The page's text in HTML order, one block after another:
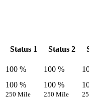
Status 1 Status 2
100 % 100 %
100 %
250 Míle
100 %
250 Míle